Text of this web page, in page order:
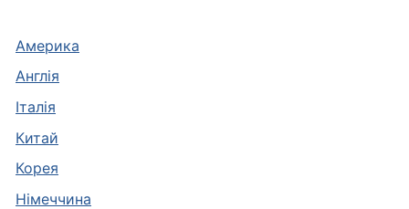
Америка
Англія
Італія
Китай
Корея
Німеччина